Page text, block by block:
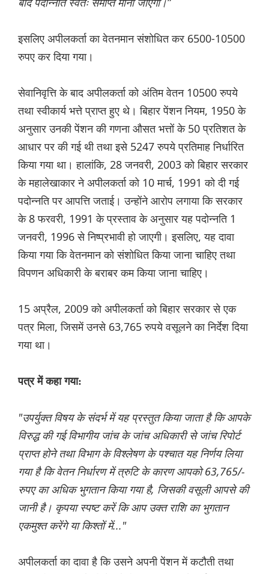
इसलिए अपीलकर्ता का वेतनमान संशोधित कर 6500-10500
रुपए कर दिया गया।
सेवानिवृत्ति के बाद अपीलकर्ता को अंतिम वेतन 10500 रुपये
तथा स्वीकार्य भत्ते प्राप्त हुए थे। बिहार पेंशन नियम, 1950 के
अनुसार उनकी पेंशन की गणना औसत भत्तों के 50 प्रतिशत के
आधार पर की गई थी तथा इसे 5247 रुपये प्रतिमाह निर्धारित
किया गया था। हालांकि, 28 जनवरी, 2003 को बिहार सरकार
के महालेखाकार ने अपीलकर्ता को 10 मार्च, 1991 को दी गई
पदोन्नति पर आपत्ति जताई। उन्होंने आरोप लगाया कि सरकार
के 8 फरवरी, 1991 के प्रस्ताव के अनुसार यह पदोन्नति 1
जनवरी, 1996 से निष्प्रभावी हो जाएगी। इसलिए, यह दावा
किया गया कि वेतनमान को संशोधित किया जाना चाहिए तथा
विपणन अधिकारी के बराबर कम किया जाना चाहिए।
15 अप्रैल, 2009 को अपीलकर्ता को बिहार सरकार से एक
पत्र मिला, जिसमें उनसे 63,765 रुपये वसूलने का निर्देश दिया
गया था।
पत्र में कहा गया:
"उपर्युक्त विषय के संदर्भ में यह प्रस्तुत किया जाता है कि आपके
विरुद्ध की गई विभागीय जांच के जांच अधिकारी से जांच रिपोर्ट
प्राप्त होने तथा विभाग के विश्लेषण के पश्चात यह निर्णय लिया
गया है कि वेतन निर्धारण में त्रुटि के कारण आपको 63,765/-
रुपए का अधिक भुगतान किया गया है, जिसकी वसूली आपसे की
जानी है। कृपया स्पष्ट करें कि आप उक्त राशि का भुगतान
एकमुश्त करेंगे या किश्तों में..."
अपीलकर्ता का दावा है कि उसने अपनी पेंशन में कटौती तथा